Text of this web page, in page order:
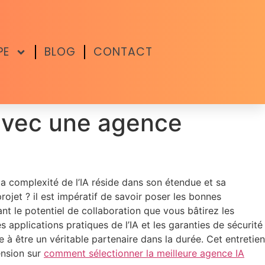
BLOG CONTACT
une agence
complexité de l’IA réside dans son étendue et sa
? il est impératif de savoir poser les bonnes
le potentiel de collaboration que vous bâtirez les
applications pratiques de l’IA et les garanties de sécurité
être un véritable partenaire dans la durée. Cet entretien
sur comment sélectionner la meilleure agence IA